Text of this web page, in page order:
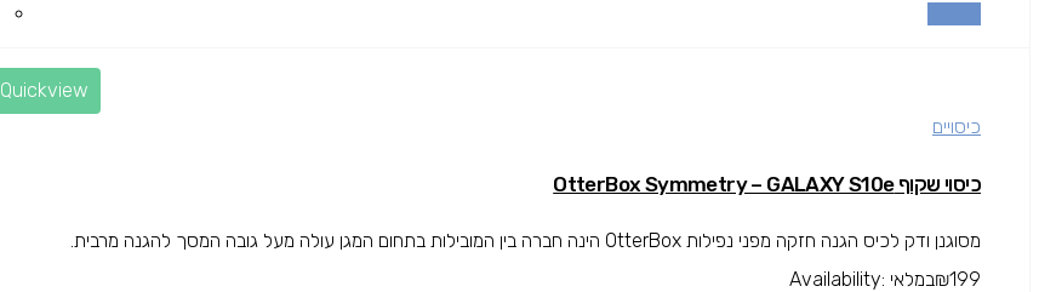
Quickview
כיסויים
כיסוי שקוף OtterBox Symmetry – GALAXY S10e
מסוגנן ודק לכיס הגנה חזקה מפני נפילות OtterBox הינה חברה בין המובילות בתחום המגן עולה מעל גובה המסך להגנה מרבית.
₪199
Availability: במלאי